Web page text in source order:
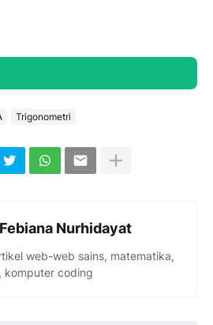
Trigonometri
Nurhidayat
web-web sains, matematika,
komputer coding